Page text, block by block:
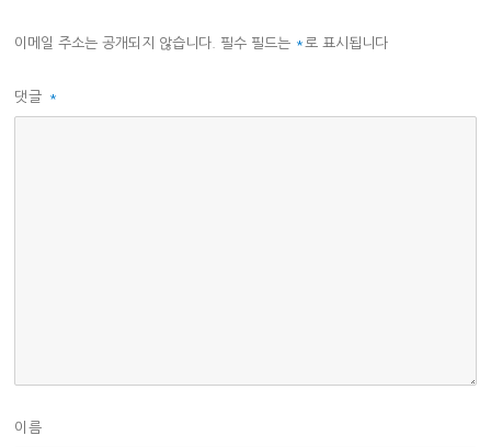
이메일 주소는 공개되지 않습니다. 필수 필드는 * 로 표시됩니다
댓글 *
이름